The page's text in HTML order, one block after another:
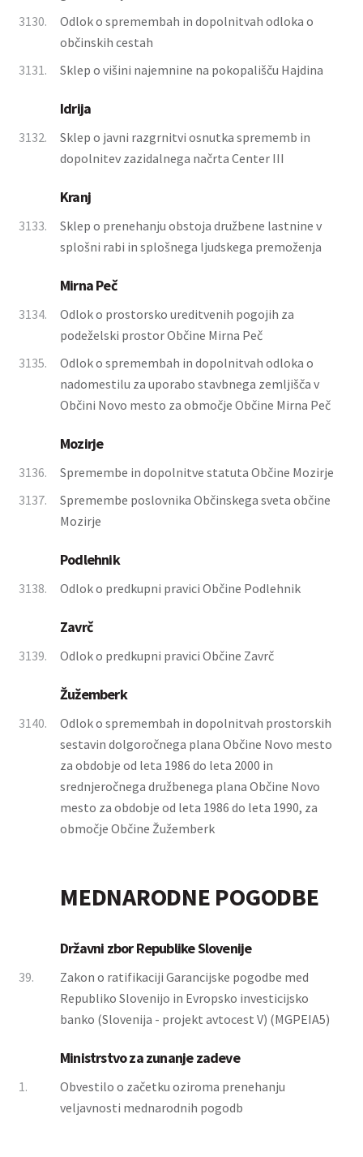
3130.
Odlok o spremembah in dopolnitvah odloka o
občinskih cestah
3131.
Sklep o višini najemnine na pokopališču Hajdina
Idrija
3132.
Sklep o javni razgrnitvi osnutka sprememb in
dopolnitev zazidalnega načrta Center III
Kranj
3133.
Sklep o prenehanju obstoja družbene lastnine v
splošni rabi in splošnega ljudskega premoženja
Mirna Peč
3134.
Odlok o prostorsko ureditvenih pogojih za
podeželski prostor Občine Mirna Peč
3135.
Odlok o spremembah in dopolnitvah odloka o
nadomestilu za uporabo stavbnega zemljišča v
Občini Novo mesto za območje Občine Mirna Peč
Mozirje
3136.
Spremembe in dopolnitve statuta Občine Mozirje
3137.
Spremembe poslovnika Občinskega sveta občine
Mozirje
Podlehnik
3138. Odlok o predkupni pravici Občine Podlehnik
Zavrč
3139. Odlok o predkupni pravici Občine Zavrč
Žužemberk
3140.
Odlok o spremembah in dopolnitvah prostorskih
sestavin dolgoročnega plana Občine Novo mesto
za obdobje od leta 1986 do leta 2000 in
srednjeročnega družbenega plana Občine Novo
mesto za obdobje od leta 1986 do leta 1990, za
območje Občine Žužemberk
MEDNARODNE POGODBE
Državni zbor Republike Slovenije
39.
Zakon o ratifikaciji Garancijske pogodbe med
Republiko Slovenijo in Evropsko investicijsko
banko (Slovenija - projekt avtocest V) (MGPEIA5)
Ministrstvo za zunanje zadeve
1.
Obvestilo o začetku oziroma prenehanju
veljavnosti mednarodnih pogodb